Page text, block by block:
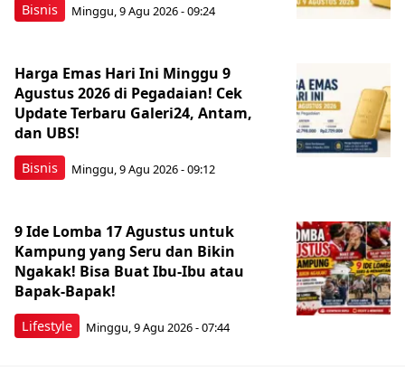
Bisnis Minggu, 9 Agu 2026 - 09:24
Bisnis
Harga Emas Hari Ini Minggu 9
Agustus 2026 di Pegadaian! Cek
Update Terbaru Galeri24, Antam,
dan UBS!
Minggu, 9 Agu 2026 - 09:12
Lifestyle
9 Ide Lomba 17 Agustus untuk
Kampung yang Seru dan Bikin
Ngakak! Bisa Buat Ibu-Ibu atau
Bapak-Bapak!
Minggu, 9 Agu 2026 - 07:44